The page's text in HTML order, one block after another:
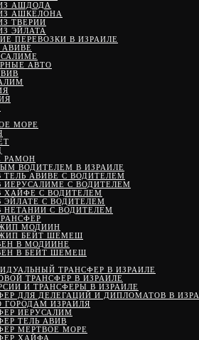
АШДОДА
АШКЕЛОНА
ТВЕРИИ
ЭЙЛАТА
ПЕРЕВОЗКИ В ИЗРАИЛЕ
АВИВЕ
АВТО
МОРЕ
РАМОН
ВОДИТЕЛЕМ В ИЗРАИЛЕ
ТЕЛЬ АВИВЕ С ВОДИТЕЛЕМ
ИЕРУСАЛИМЕ С ВОДИТЕЛЕМ
ХАЙФЕ С ВОДИТЕЛЕМ
ЭЙЛАТЕ С ВОДИТЕЛЕМ
НЕТАНИИ С ВОДИТЕЛЕМ
МОДИИН
БЕЙТ ШЕМЕШ
В МОДИИНЕ
В БЕЙТ ШЕМЕШ
ТРАНСФЕР В ИЗРАИЛЕ
ТРАНСФЕР В ИЗРАИЛЕ
И ТРАНСФЕРЫ В ИЗРАИЛЕ
ДЛЯ ДЕЛЕГАЦИЙ И ДИПЛОМАТОВ В
ГОРОДАМ ИЗРАИЛЯ
ИЕРУСАЛИМ
ТЕЛЬ АВИВ
МЕРТВОЕ МОРЕ
ХАЙФА